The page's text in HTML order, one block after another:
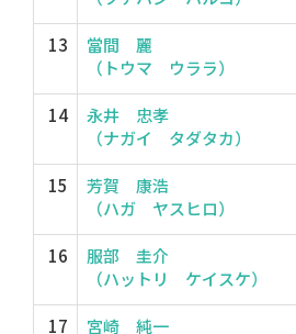
13
當間 麗
（トウマ ウララ）
14
永井 忠孝
（ナガイ タダタカ）
15
芳賀 康浩
（ハガ ヤスヒロ）
16
服部 圭介
（ハットリ ケイスケ）
17 宮崎 純一